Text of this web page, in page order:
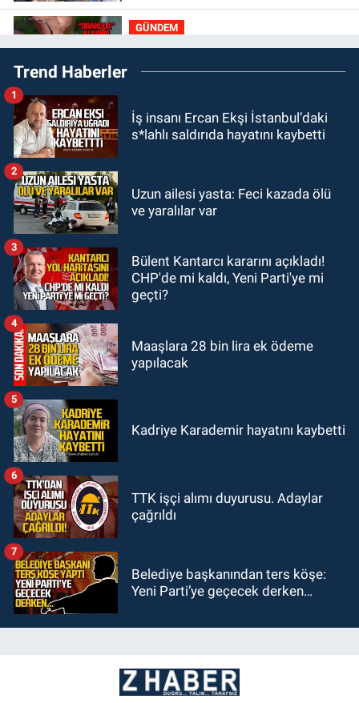
GÜNDEM
10:06“Drakula” alarmı! Zonguldak,
Bartın ve Düzce tehdit altında
09:52Karabük'te kaza yaptılar: 7
GÜNDEM
09:43 Arkadaşlıklar & Dostluklar
00:40Merve Kır Müftüoğlu
Anadolu’yu karış karış geziyor, yeni
Trend Haberler
İş insanı Ercan Ekşi İstanbul’daki
s*lahlı saldırıda hayatını kaybetti
1
Uzun ailesi yasta: Feci kazada ölü
ve yaralılar var
2
Bülent Kantarcı kararını açıkladı!
CHP'de mi kaldı, Yeni Parti'ye mi
geçti?
3
Maaşlara 28 bin lira ek ödeme
yapılacak
4
Kadriye Karademir hayatını kaybetti
5
TTK işçi alımı duyurusu. Adaylar
çağrıldı
6
Belediye başkanından ters köşe:
Yeni Parti’ye geçecek derken…
7